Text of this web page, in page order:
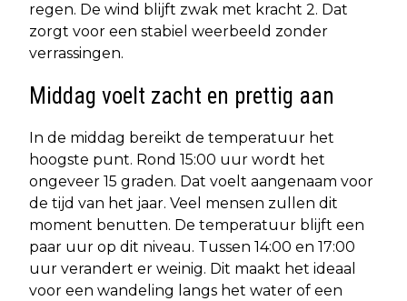
regen. De wind blijft zwak met kracht 2. Dat
zorgt voor een stabiel weerbeeld zonder
verrassingen.
Middag voelt zacht en prettig aan
In de middag bereikt de temperatuur het
hoogste punt. Rond 15:00 uur wordt het
ongeveer 15 graden. Dat voelt aangenaam voor
de tijd van het jaar. Veel mensen zullen dit
moment benutten. De temperatuur blijft een
paar uur op dit niveau. Tussen 14:00 en 17:00
uur verandert er weinig. Dit maakt het ideaal
voor een wandeling langs het water of een